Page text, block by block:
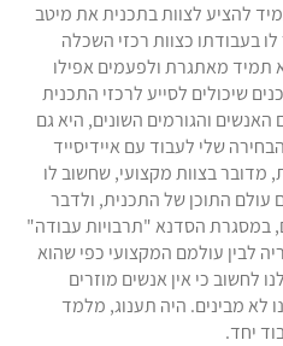
להציע לצוות בתכנית את מיטב
בעבודתו כצוות רכזי השכלה
תמיד מאתגרת ולפעמים אפילו
שיכולים לסייע לרכזי התכנית
והגורמים השונים, היא גם
שלי לעבוד עם איידיסייד
מדובר בצוות מקצועי, שחשוב לו
עולם התוכן של התכנית, ולדבר
במסגרת הסדנא "תרבויות עבודה"
לבין עולמם המקצועי כפי שהוא
לחשוב כי אין אנשים מוזרים
לא מבינים. היה תענוג, מלמד
יחד.